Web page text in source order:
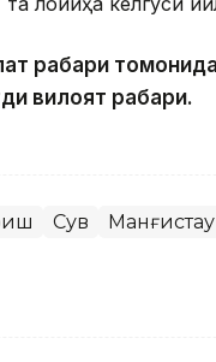
раҳбари
вилоят раҳбари.
Сув